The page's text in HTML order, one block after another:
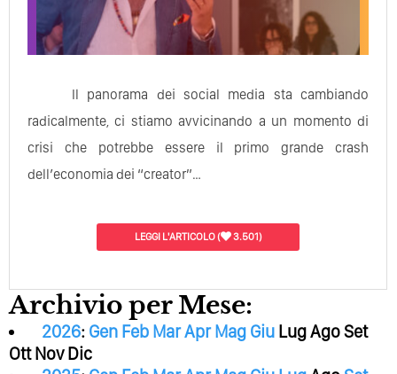
Il panorama dei social media sta cambiando
radicalmente, ci stiamo avvicinando a un momento di
crisi che potrebbe essere il primo grande crash
dell’economia dei “creator”…
LEGGI L'ARTICOLO( 3.501)
Archivio per Mese:
2026: Gen Feb MarApr Mag Giu LugAgoSet
Ott Nov Dic